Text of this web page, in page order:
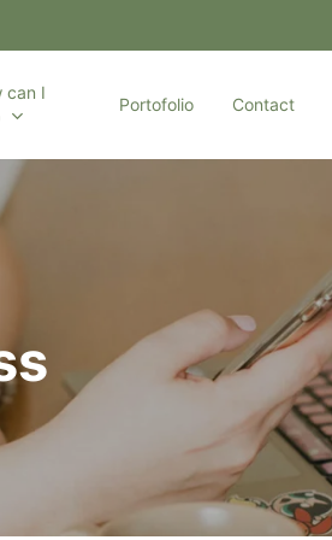
can I
Portofolio Contact